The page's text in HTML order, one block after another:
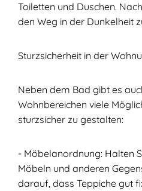
Toiletten und Duschen.
den Weg in der Dunkelheit
Sturzsicherheit in der
Neben dem Bad gibt es
Wohnbereichen viele
sturzsicher zu gestalten:
- Möbelanordnung: Halten
Möbeln und anderen
darauf, dass Teppiche gut